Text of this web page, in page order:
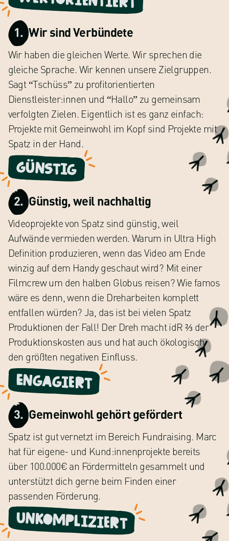
1. Wir sind Verbündete
Wir haben die gleichen Werte. Wir sprechen die
gleiche Sprache. Wir kennen unsere Zielgruppen.
Sagt “Tschüss” zu profitorientierten
Dienstleister:innen und “Hallo” zu gemeinsam
verfolgten Zielen. Eigentlich ist es ganz einfach:
Projekte mit Gemeinwohl im Kopf sind Projekte mit
Spatz in der Hand.
GÜnstig
2. Günstig, weil nachhaltig
Videoprojekte von Spatz sind günstig, weil
Aufwände vermieden werden. Warum in Ultra High
Definition produzieren, wenn das Video am Ende
winzig auf dem Handy geschaut wird? Mit einer
Filmcrew um den halben Globus reisen? Wie famos
wäre es denn, wenn die Dreharbeiten komplett
entfallen würden? Ja, das ist bei vielen Spatz
Produktionen der Fall! Der Dreh macht idR ⅔ der
Produktionskosten aus und hat auch ökologisch
den größten negativen Einfluss.
Engagiert
3. Gemeinwohl gehört gefördert
Spatz ist gut vernetzt im Bereich Fundraising. Marc
hat für eigene- und Kund:innenprojekte bereits
über 100.000€ an Fördermitteln gesammelt und
unterstützt dich gerne beim Finden einer
passenden Förderung.
Unkompliziert